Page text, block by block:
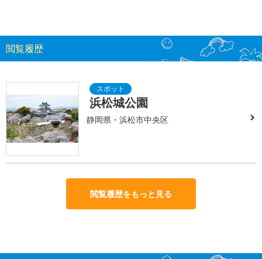
閲覧履歴
浜松城公園
静岡県・浜松市中央区
閲覧履歴をもっと見る